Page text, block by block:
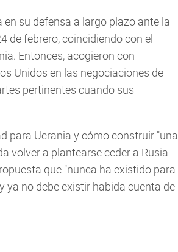
su defensa a largo plazo ante la
de febrero, coincidiendo con el
Entonces, acogieron con
Unidos en las negociaciones de
pertinentes cuando sus
para Ucrania y cómo construir "una
volver a plantearse ceder a Rusia
que "nunca ha existido para
ya no debe existir habida cuenta de